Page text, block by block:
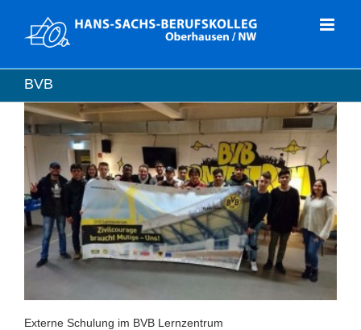
springen
BVB
Externe Schulung im BVB Lernzentrum